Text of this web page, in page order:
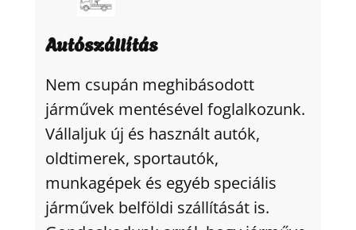
Autószállítás
Nem csupán meghibásodott
járművek mentésével foglalkozunk.
Vállaljuk új és használt autók,
oldtimerek, sportautók,
munkagépek és egyéb speciális
járművek belföldi szállítását is.